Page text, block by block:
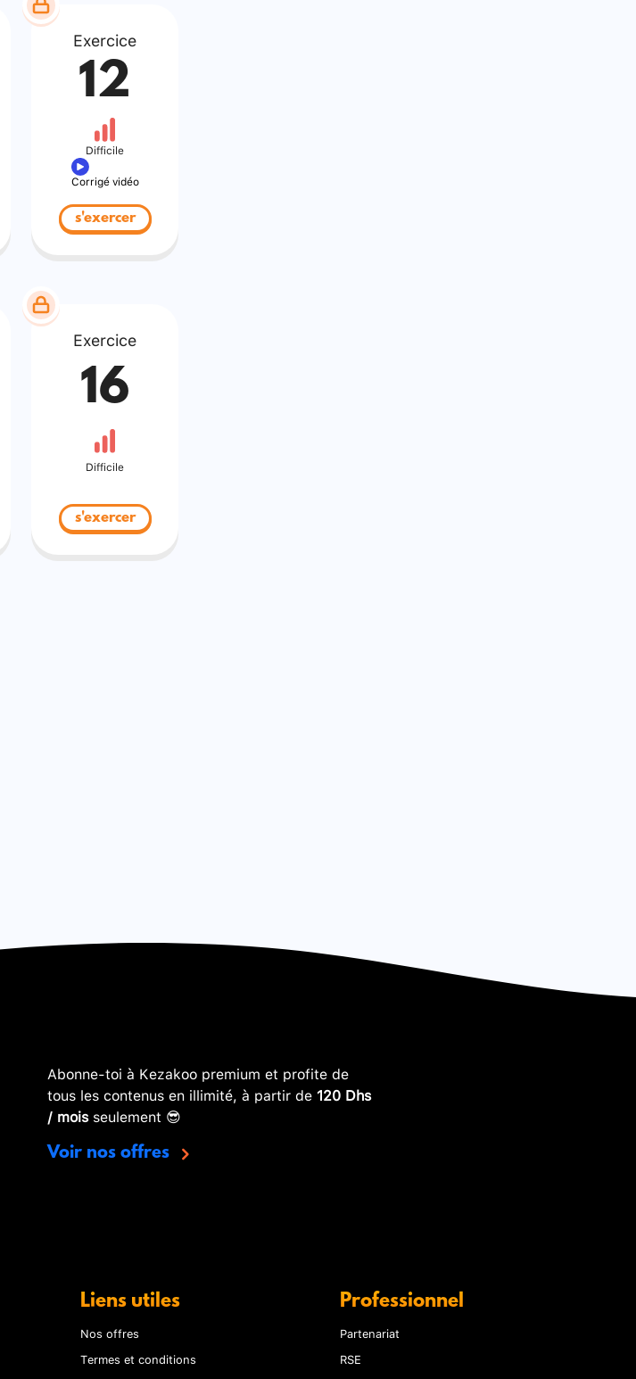
Exercice
12
Difficile
Corrigé vidéo
s'exercer
Exercice
16
Difficile
s'exercer
Abonne-toi à Kezakoo premium et profite de
tous les contenus en illimité, à partir de 120 Dhs
/ moisseulement 😎
Voir nos offres
Liens utiles
Nos offres
Termes et conditions
Professionnel
Partenariat
RSE